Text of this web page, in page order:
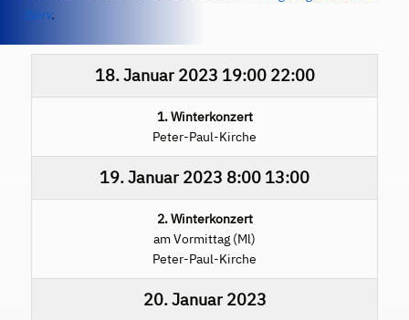
IServ.
18. Januar 2023 19:00 22:00
1. Winterkonzert
Peter-Paul-Kirche
19. Januar 2023 8:00 13:00
2. Winterkonzert
am Vormittag (Ml)
Peter-Paul-Kirche
20. Januar 2023